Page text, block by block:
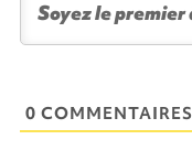
0 COMMENTAIRES